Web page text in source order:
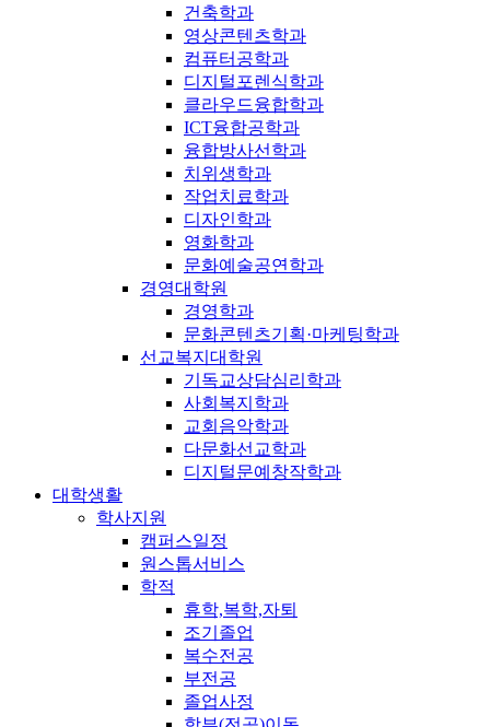
건축학과
영상콘텐츠학과
컴퓨터공학과
디지털포렌식학과
클라우드융합학과
ICT융합공학과
융합방사선학과
치위생학과
작업치료학과
디자인학과
영화학과
문화예술공연학과
경영대학원
경영학과
문화콘텐츠기획·마케팅학과
선교복지대학원
기독교상담심리학과
사회복지학과
교회음악학과
다문화선교학과
디지털문예창작학과
대학생활
학사지원
캠퍼스일정
원스톱서비스
학적
휴학,복학,자퇴
조기졸업
복수전공
부전공
졸업사정